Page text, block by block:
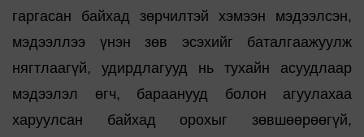
гаргасан байхад зөрчилтэй хэмээн мэдээлсэн,
мэдээллээ үнэн зөв эсэхийг баталгаажуулж
нягтлаагүй, удирдлагууд нь тухайн асуудлаар
мэдээлэл өгч, бараанууд болон агуулахаа
харуулсан байхад орохыг зөвшөөрөөгүй,